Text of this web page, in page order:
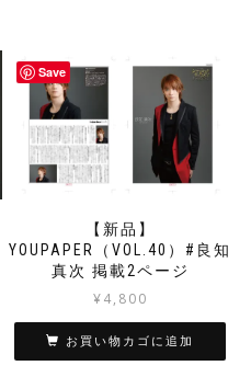
Save
【新品】
YOUPAPER（VOL.40）#良知
真次 掲載2ページ
¥4,800
お買い物カゴに追加